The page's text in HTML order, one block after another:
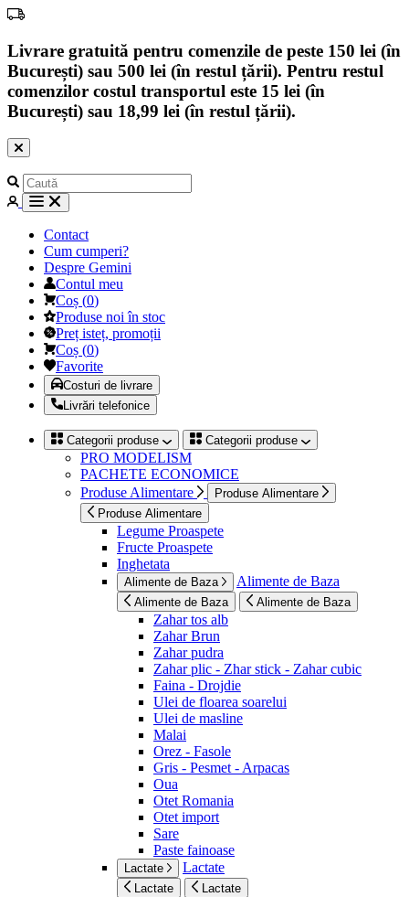
Livrare gratuită pentru comenzile de peste 150 lei (în
București) sau 500 lei (în restul țării). Pentru restul
comenzilor costul transportul este 15 lei (în
București) sau 18,99 lei (în restul țării).
Contact
Cum cumperi?
Despre Gemini
Contul meu
Coș (0)
Produse noi în stoc
Preț isteț, promoții
Coș (0)
Favorite
Costuri de livrare
Livrări telefonice
Categorii produse Categorii produse
PRO MODELISM
PACHETE ECONOMICE
Produse Alimentare
Produse Alimentare
Produse Alimentare
Legume Proaspete
Fructe Proaspete
Inghetata
Alimente de Baza Alimente de Baza
Alimente de Baza Alimente de Baza
Zahar tos alb
Zahar Brun
Zahar pudra
Zahar plic - Zhar stick - Zahar cubic
Faina - Drojdie
Ulei de floarea soarelui
Ulei de masline
Malai
Orez - Fasole
Gris - Pesmet - Arpacas
Oua
Otet Romania
Otet import
Sare
Paste fainoase
Lactate Lactate
Lactate Lactate